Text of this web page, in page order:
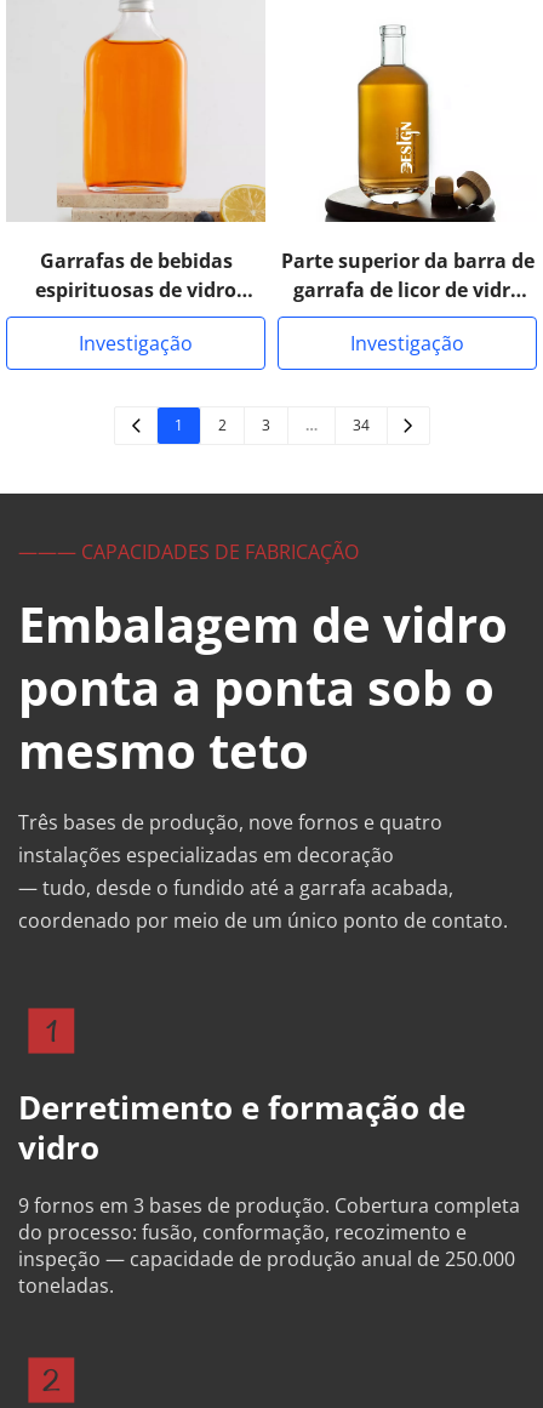
Garrafas de bebidas
espirituosas de vidro
transparente
Investigação
Parte superior da barra de
garrafa de licor de vidro
Moonea Super Flint
Investigação
1 2 3 … 34
——— CAPACIDADES DE FABRICAÇÃO
Embalagem de vidro
ponta a ponta sob o
mesmo teto
Três bases de produção, nove fornos e quatro
instalações especializadas em decoração
— tudo, desde o fundido até a garrafa acabada,
coordenado por meio de um único ponto de contato.
Derretimento e formação de
vidro
9 fornos em 3 bases de produção. Cobertura completa
do processo: fusão, conformação, recozimento e
inspeção — capacidade de produção anual de 250.000
toneladas.